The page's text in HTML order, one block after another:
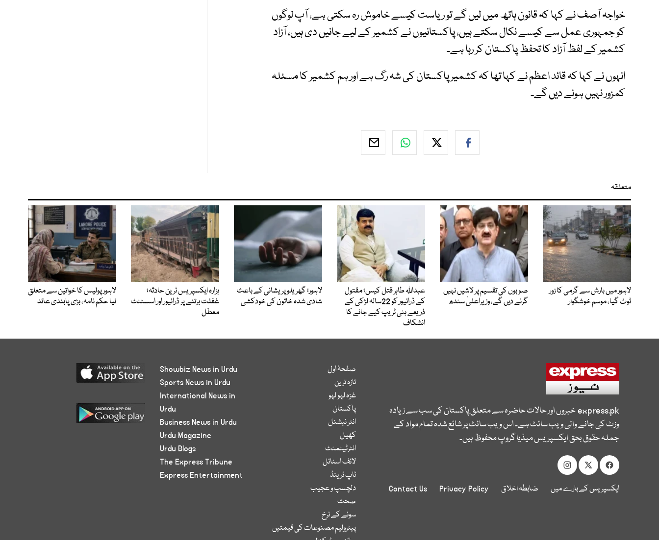
خواجہ آصف نے کہا کہ قانون ہاتھ میں لیں گے تو ریاست کیسے خاموش رہ سکتی ہے، آپ لوگوں
کو جمہوری عمل سے کیسے نکال سکتے ہیں، پاکستانیوں نے کشمیر کے لیے جانیں دی ہیں، آزاد
کشمیر کے لفظ آزاد کا تحفظ پاکستان کر رہا ہے۔
انہوں نے کہا کہ قائد اعظم نے کہا تھا کہ کشمیر پاکستان کی شہ رگ ہے اور ہم کشمیر کا مسئلہ
کمزور نہیں ہونے دیں گے۔
متعلقہ
لاہور میں بارش سے گرمی کا زور
ٹوٹ گیا، موسم خوشگوار
صوبوں کی تقسیم پر لاشیں نہیں
گرنے دیں گے، وزیراعلیٰ سندھ
عبداللہ طاہر قتل کیس؛ مقتول
کے ڈرائیور کو 22سالہ لڑکی کے
ذریعے ہنی ٹریپ کیے جانے کا
انشکاف
لاہور؛ گھریلو پریشانی کے باعث
شادی شدہ خاتون کی خودکشی
ہزارہ ایکسپریس ٹرین حادثہ؛
غفلت برتنے پر ڈرائیور اور اسسٹنٹ
معطل
لاہور پولیس کا خواتین سے متعلق
نیا حکم نامہ، بڑی پابندی عائد
express.pkخبروں اور حالات حاضرہ سے متعلق پاکستان کی سب سے زیادہ
وزٹ کی جانے والی ویب سائٹ ہے۔ اس ویب سائٹ پر شائع شدہ تمام مواد کے
جملہ حقوق بحق ایکسپریس میڈیا گروپ محفوظ ہیں۔
ایکسپریس کے بارے میں ضابطہ اخلاق Privacy Policy
Contact Us
صفحۂ اول
تازہ ترین
غزہ لہو لہو
پاکستان
انٹر نیشنل
کھیل
انٹرٹینمنٹ
لائف اسٹائل
ٹاپ ٹرینڈ
دلچسپ و عجیب
صحت
سونے کے نرخ
پیٹرولیم مصنوعات کی قیمتیں
Showbiz News in Urdu
Sports News in Urdu
International News in
Urdu
Business News in Urdu
Urdu Magazine
Urdu Blogs
The Express Tribune
Express Entertainment